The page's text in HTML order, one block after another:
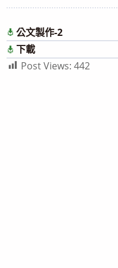
公文製作-2
下載
Post Views: 442